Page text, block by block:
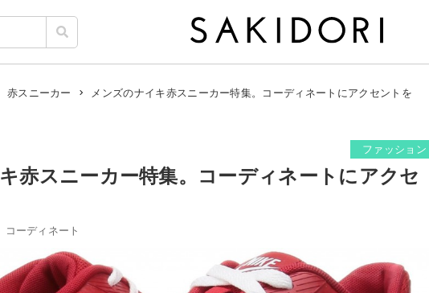
赤スニーカー メンズのナイキ赤スニーカー特集。コーディネートにアクセントを
ファッション
赤スニーカー特集。コーディネートにアクセ
コーディネート